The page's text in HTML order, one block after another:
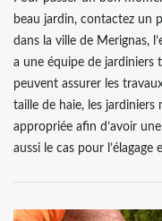
beau jardin, contactez un
dans la ville de Merignas,
a une équipe de jardiniers
peuvent assurer les
taille de haie, les
appropriée afin d’avoir
aussi le cas pour